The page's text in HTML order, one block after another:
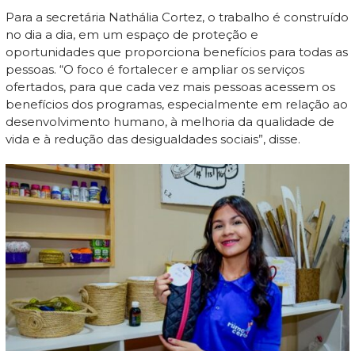
Para a secretária Nathália Cortez, o trabalho é construído
no dia a dia, em um espaço de proteção e
oportunidades que proporciona benefícios para todas as
pessoas. “O foco é fortalecer e ampliar os serviços
ofertados, para que cada vez mais pessoas acessem os
benefícios dos programas, especialmente em relação ao
desenvolvimento humano, à melhoria da qualidade de
vida e à redução das desigualdades sociais”, disse.